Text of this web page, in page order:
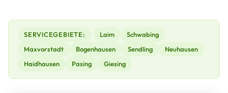
SERVICEGEBIETE: Laim
Schwabing
Maxvorstadt
Bogenhausen Sendling
Neuhausen
Haidhausen
Pasing Giesing